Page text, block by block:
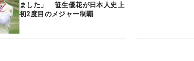
ました」 笹生優花が日本人史上
初2度目のメジャー制覇